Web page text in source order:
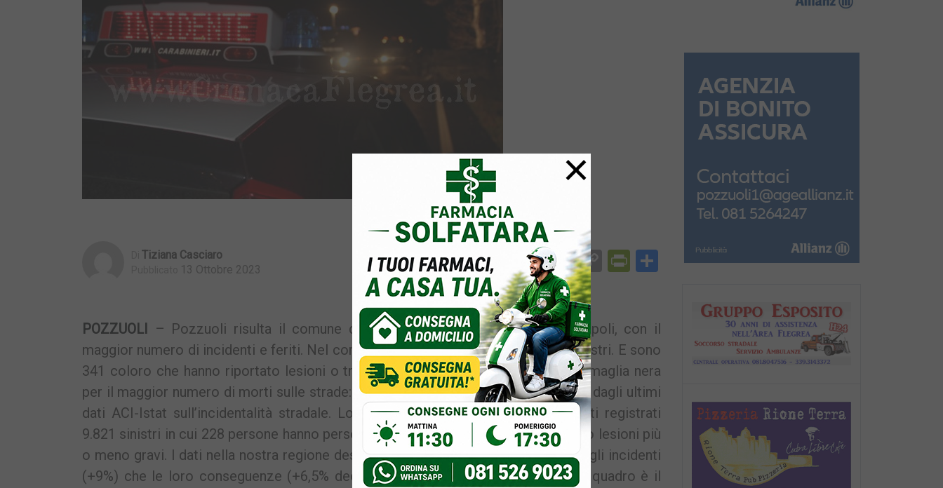
Tiziana Casciaro
13 Ottobre 2023 Facebook
Messenger
WhatsApp
Telegram
X EmailCopyPrintFriendly
Condividi
POZZUOLI
– Pozzuoli risulta il comune della Città Metropolitana, escluso Napoli, con il
maggior numero di incidenti e feriti. Nel corso del 2022 sono stati contati 232 sinistri. E sono
341 coloro che hanno riportato lesioni o traumi. Giugliano, invece, ‘conquista’ la maglia nera
per il maggior numero di morti sulle strade: 10 vittime nel 2022. È quanto emerge dagli ultimi
dati ACI-Istat sull’incidentalità stradale. Lo scorso anno, in Campania, sono stati registrati
9.821 sinistri in cui 228 persone hanno perso la vita ed altre 14.002 hanno riportato lesioni più
o meno gravi. I dati nella nostra regione destano preoccupazione: in aumento sia gli incidenti
(+9%) che le loro conseguenze (+6,5% decessi e + 9,1% feriti). A peggiorare il quadro è il
×